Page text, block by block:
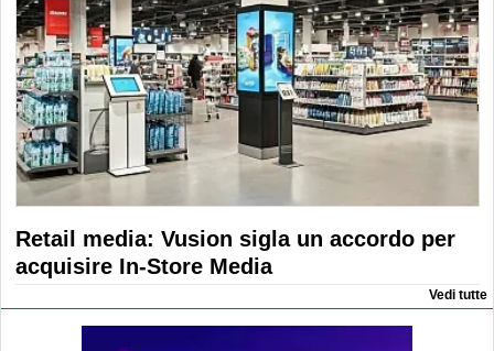
Retail media: Vusion sigla un accordo per
acquisire In-Store Media
Vedi tutte